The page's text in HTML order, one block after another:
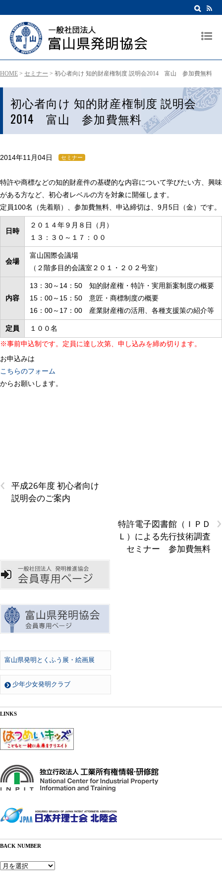
HOME > セミナー > 初心者向け 知的財産権制度 説明会2014 富山 参加費無料
初心者向け 知的財産権制度 説明会
2014 富山 参加費無料
2014年11月04日 セミナー
特許や商標などの知的財産件の基礎的な内容について学びたい方、興味
がある方など、初心者レベルの方を対象に開催します。
定員100名（先着順）、参加費無料、申込締切は、9月5日（金）です。
日時
２０１４年９月８日（月）
１３：３０～１７：００
会場
富山国際会議場
（２階多目的会議室２０１・２０２号室）
内容
13：30～14：50 知的財産権・特許・実用新案制度の概要
15：00～15：50 意匠・商標制度の概要
16：00～17：00 産業財産権の活用、各種支援策の紹介等
定員
１００名
※事前申込制です。定員に達し次第、申し込みを締め切ります。
お申込みは
こちらのフォーム
からお願いします。
‹
平成26年度 初心者向け
説明会のご案内
›
特許電子図書館（ＩＰＤ
Ｌ）による先行技術調査
セミナー 参加費無料
富山県発明とくふう展・絵画展
少年少女発明クラブ
LINKS
BACK NUMBER
Back